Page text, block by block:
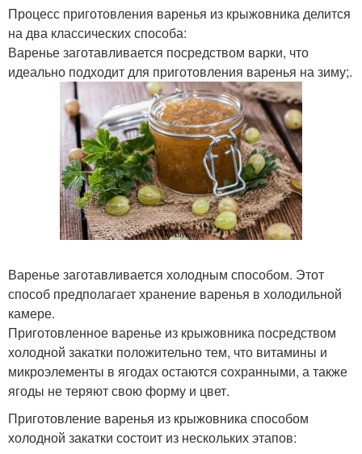
Процесс приготовления варенья из крыжовника делится
на два классических способа:
Варенье заготавливается посредством варки, что
идеально подходит для приготовления варенья на зиму;.
Варенье заготавливается холодным способом. Этот
способ предполагает хранение варенья в холодильной
камере.
Приготовленное варенье из крыжовника посредством
холодной закатки положительно тем, что витамины и
микроэлементы в ягодах остаются сохранными, а также
ягоды не теряют свою форму и цвет.
Приготовление варенья из крыжовника способом
холодной закатки состоит из нескольких этапов: